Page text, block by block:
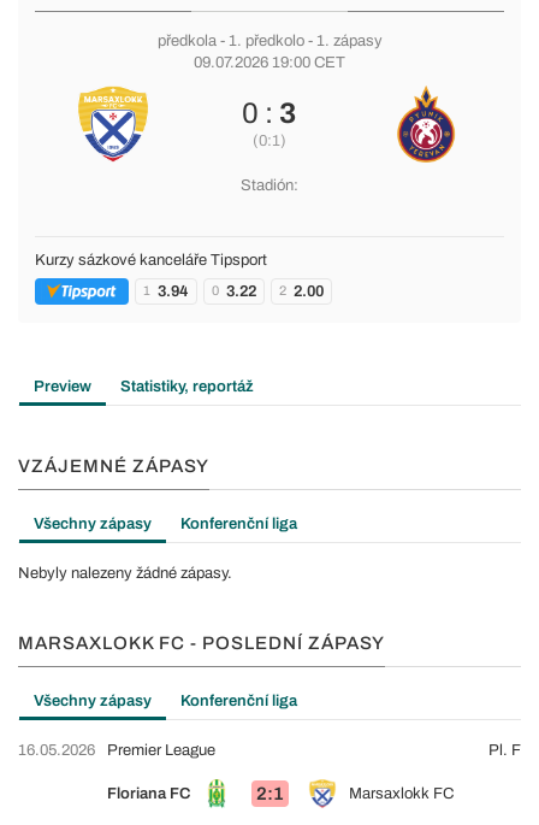
předkola- 1. předkolo- 1. zápasy
09.07.2026 19:00 CET
0 : 3
(0:1)
Stadión:
Kurzy sázkové kanceláře Tipsport
1 3.94 0 3.22 2 2.00
Preview Statistiky, reportáž
VZÁJEMNÉ ZÁPASY
Všechny zápasy Konferenční liga
Nebyly nalezeny žádné zápasy.
MARSAXLOKK FC - POSLEDNÍ ZÁPASY
Všechny zápasy Konferenční liga
16.05.2026
Floriana FC 2:1 Marsaxlokk FC
Premier League Pl. F